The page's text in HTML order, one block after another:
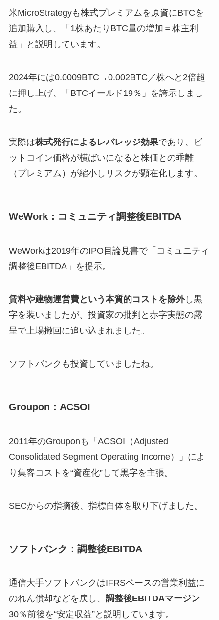
米MicroStrategyも株式プレミアムを原資にBTCを
追加購入し、「1株あたりBTC量の増加＝株主利
益」と説明しています。
2024年には0.0009BTC→0.002BTC／株へと2倍超
に押し上げ、「BTCイールド19％」を誇示しまし
た。
実際は株式発行によるレバレッジ効果であり、ビ
ットコイン価格が横ばいになると株価との乖離
（プレミアム）が縮小しリスクが顕在化します。
WeWork：コミュニティ調整後EBITDA
WeWorkは2019年のIPO目論見書で「コミュニティ
調整後EBITDA」を提示。
賃料や建物運営費という本質的コストを除外し黒
字を装いましたが、投資家の批判と赤字実態の露
呈で上場撤回に追い込まれました。
ソフトバンクも投資していましたね。
Groupon：ACSOI
2011年のGrouponも「ACSOI（Adjusted
Consolidated Segment Operating Income）」によ
り集客コストを“資産化”して黒字を主張。
SECからの指摘後、指標自体を取り下げました。
ソフトバンク：調整後EBITDA
通信大手ソフトバンクはIFRSベースの営業利益に
のれん償却などを戻し、 調整後EBITDAマージン
30％前後を“安定収益”と説明しています。